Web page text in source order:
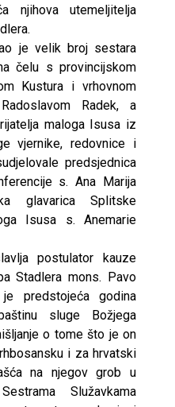
njihova utemeljitelja
je velik broj sestara
čelu s provincijskom
Kustura i vrhovnom
Radek, a
maloga Isusa iz
vjernike, redovnice i
predsjednica
s. Ana Marija
glavarica Splitske
Isusa s. Anemarie
postulator kauze
Stadlera mons. Pavo
predstojeća godina
sluge Božjega
o tome što je on
i za hrvatski
na njegov grob u
Služavkama